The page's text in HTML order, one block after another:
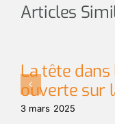
Articles
La tête
ouverte sur
3 mars 2025